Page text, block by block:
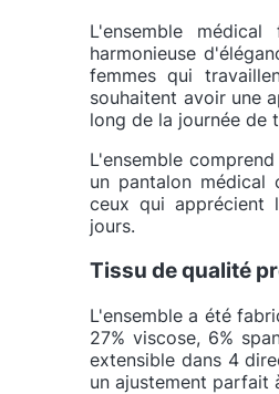
L'ensemble
harmonieuse
femmes qui
souhaitent avoir une
long de la journée de
L'ensemble
un pantalon
ceux qui apprécient
jours.
Tissu de qualité
L'ensemble a été
27% viscose, 6%
extensible dans 4
un ajustement parfait